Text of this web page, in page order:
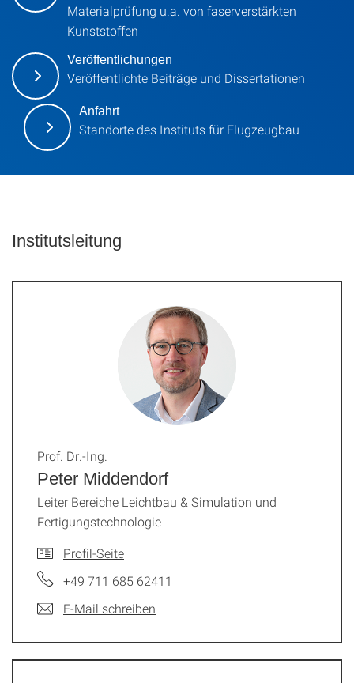
Materialprüfung u.a. von faserverstärkten
Kunststoffen
Veröffentlichungen
Veröffentlichte Beiträge und Dissertationen
Anfahrt
Standorte des Instituts für Flugzeugbau
Institutsleitung
Peter Middendorf
Prof. Dr.-Ing.
Leiter Bereiche Leichtbau & Simulation und
Fertigungstechnologie
Profil-Seite
+49 711 685 62411
E-Mail schreiben